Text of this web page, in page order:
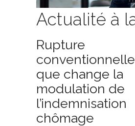
Actualité à
Rupture
que change la
modulation de
l’indemnisation
chômage